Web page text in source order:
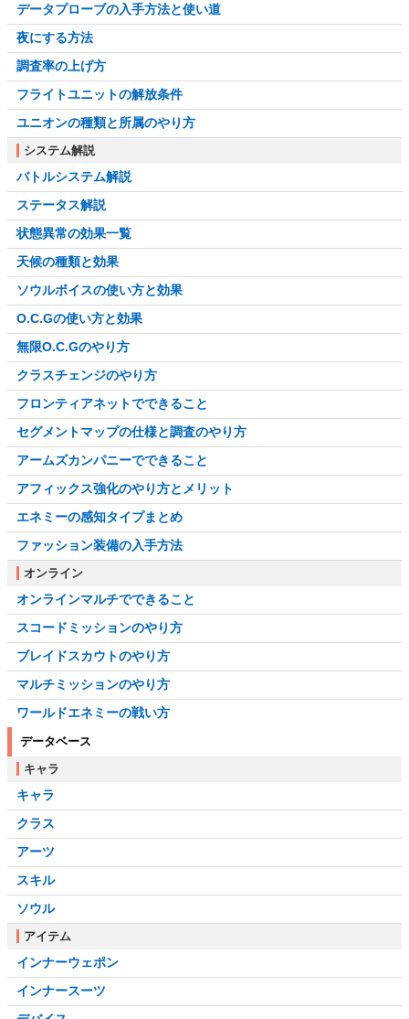
データプローブの入手方法と使い道
夜にする方法
調査率の上げ方
フライトユニットの解放条件
ユニオンの種類と所属のやり方
システム解説
バトルシステム解説
ステータス解説
状態異常の効果一覧
天候の種類と効果
ソウルボイスの使い方と効果
O.C.Gの使い方と効果
無限O.C.Gのやり方
クラスチェンジのやり方
フロンティアネットでできること
セグメントマップの仕様と調査のやり方
アームズカンパニーでできること
アフィックス強化のやり方とメリット
エネミーの感知タイプまとめ
ファッション装備の入手方法
オンライン
オンラインマルチでできること
スコードミッションのやり方
ブレイドスカウトのやり方
マルチミッションのやり方
ワールドエネミーの戦い方
データベース
キャラ
キャラ
クラス
アーツ
スキル
ソウル
アイテム
インナーウェポン
インナースーツ